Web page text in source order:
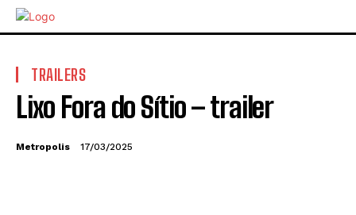
TRAILERS
Lixo Fora do Sítio – trailer
Metropolis 17/03/2025